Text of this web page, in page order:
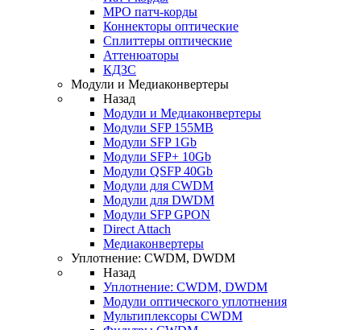
MPO патч-корды
Коннекторы оптические
Сплиттеры оптические
Аттенюаторы
КДЗС
Модули и Медиаконвертеры
Назад
Модули и Медиаконвертеры
Модули SFP 155MB
Модули SFP 1Gb
Модули SFP+ 10Gb
Модули QSFP 40Gb
Модули для CWDM
Модули для DWDM
Модули SFP GPON
Direct Attach
Медиаконвертеры
Уплотнение: CWDM, DWDM
Назад
Уплотнение: CWDM, DWDM
Модули оптического уплотнения
Мультиплексоры CWDM